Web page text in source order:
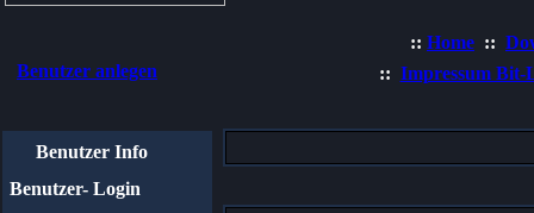
Benutzer anlegen
:: Home ::
:: Impressum Bit-
Benutzer Info
Benutzer- Login